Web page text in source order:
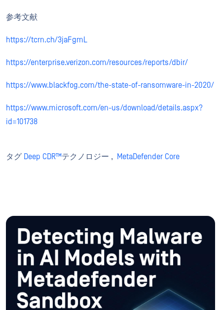
参考文献
https://tcrn.ch/3jaFgmL
https://enterprise.verizon.com/resources/reports/dbir/
https://www.blackfog.com/the-state-of-ransomware-in-2020/
https://www.microsoft.com/en-us/download/details.aspx?
id=101738
タグ Deep CDR™テクノロジー , MetaDefender Core